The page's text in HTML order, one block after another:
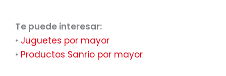
Te puede interesar:
• Juguetes por mayor
• Productos Sanrio por mayor